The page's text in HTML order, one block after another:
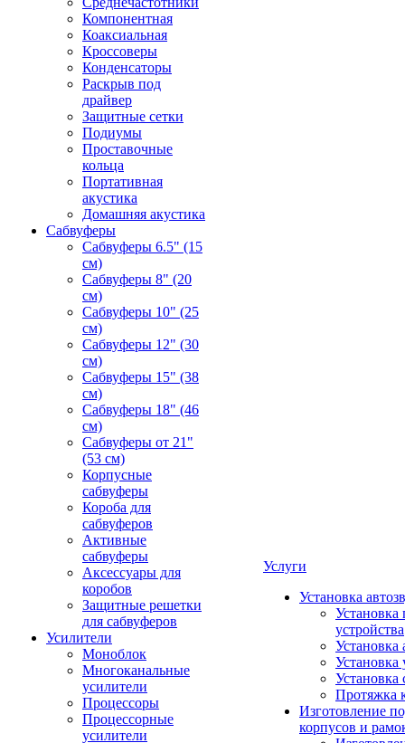
Компонентная
Коаксиальная
Кроссоверы
Конденсаторы
Раскрыв под
драйвер
Защитные сетки
Подиумы
Проставочные
кольца
Портативная
акустика
Домашняя акустика
Сабвуферы
Сабвуферы 6.5" (15
см)
Сабвуферы 8" (20
см)
Сабвуферы 10" (25
см)
Сабвуферы 12" (30
см)
Сабвуферы 15" (38
см)
Сабвуферы 18" (46
см)
Сабвуферы от 21"
(53 см)
Корпусные
сабвуферы
Короба для
сабвуферов
Активные
сабвуферы
Аксессуары для
коробов
Защитные решетки
для сабвуферов
Усилители
Моноблок
Многоканальные
усилители
Процессоры
Процессорные
усилители
Услуги
Установка
Установка
устройства
Установка
Установка
Установка
Протяжка
Изготовление
корпусов и